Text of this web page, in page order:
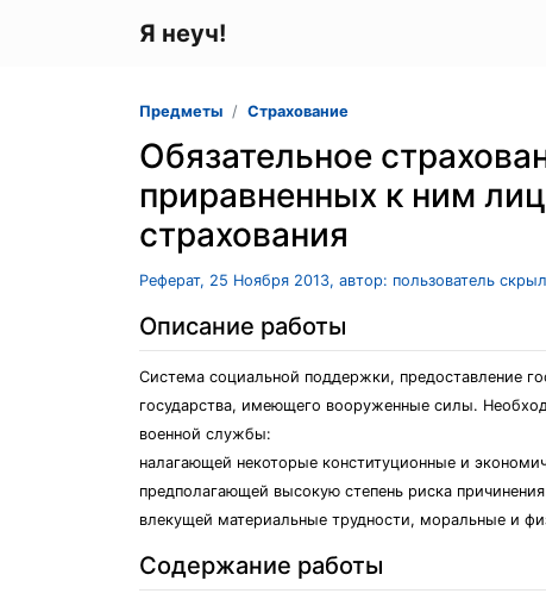
Я неуч!
Предметы Страхование
Обязательное
приравненных к ним
страхования
Реферат, 25 Ноября 2013, автор: пользователь
Описание работы
Система социальной поддержки, предоставление
государства, имеющего вооруженные силы.
военной службы:
налагающей некоторые конституционные и
предполагающей высокую степень риска
влекущей материальные трудности, моральные и
Содержание работы